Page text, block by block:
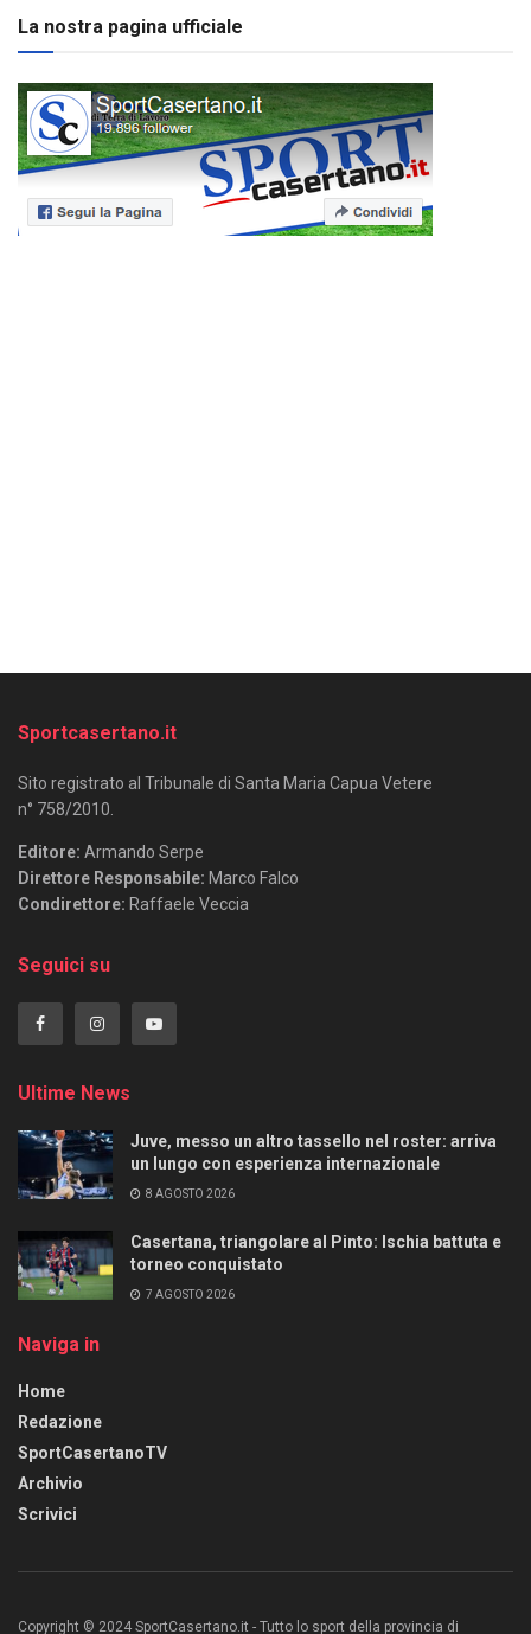
La nostra pagina ufficiale
Sportcasertano.it
Sito registrato al Tribunale di Santa Maria Capua Vetere
n° 758/2010.
Editore: Armando Serpe
Direttore Responsabile: Marco Falco
Condirettore: Raffaele Veccia
Seguici su
Ultime News
Juve, messo un altro tassello nel roster: arriva
un lungo con esperienza internazionale
8 AGOSTO 2026
Casertana, triangolare al Pinto: Ischia battuta e
torneo conquistato
7 AGOSTO 2026
Naviga in
Home
Redazione
SportCasertanoTV
Archivio
Scrivici
Copyright © 2024 SportCasertano.it - Tutto lo sport della provincia di